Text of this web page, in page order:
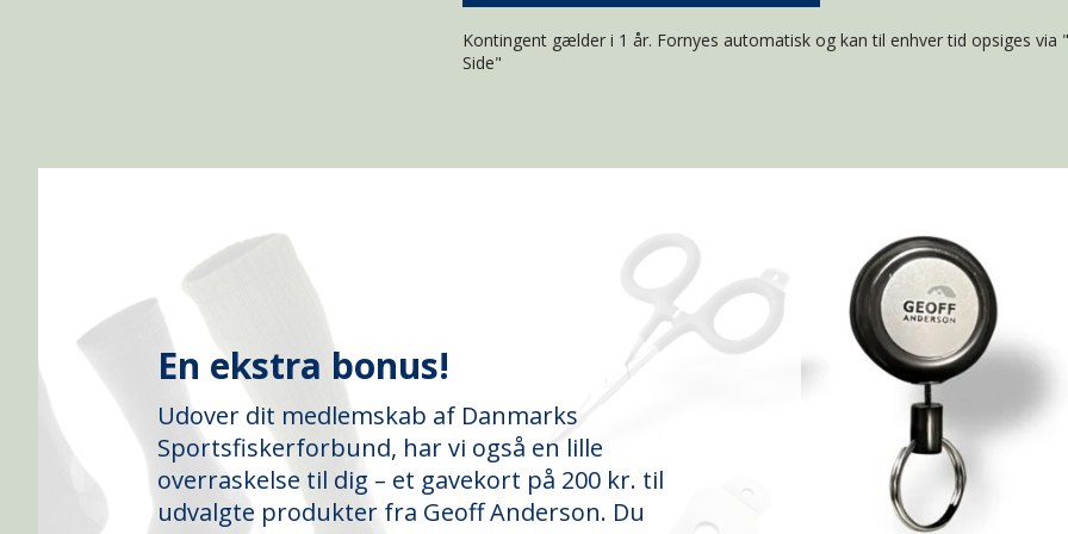
Kontingent gælder i 1 år. Fornyes automatisk og kan til enhver tid opsiges via
Side"
En ekstra bonus!
Udover dit medlemskab af Danmarks
Sportsfiskerforbund, har vi også en lille
overraskelse til dig – et gavekort på 200 kr. til
udvalgte produkter fra Geoff Anderson. Du